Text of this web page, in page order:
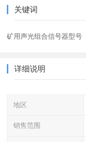
关键词
矿用声光组合信号器型号
详细说明
地区
销售范围